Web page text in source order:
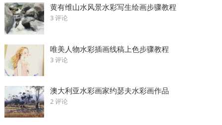
黄有维山水风景水彩写生绘画步骤教程
3 评论
唯美人物水彩插画线稿上色步骤教程
3 评论
澳大利亚水彩画家约瑟夫水彩画作品
2 评论